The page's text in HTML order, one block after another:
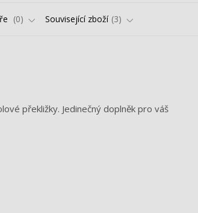
0 Související zboží 3
překližky. Jedinečný doplněk pro váš